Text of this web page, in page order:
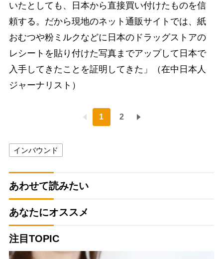
いたとしても、日本から直接買い付けたものを信
頼する。だから現地のネット通販サイトでは、紙
おむつや粉ミルクなどに日本のドラッグストアの
レシートを貼り付けた写真までアップして日本で
入手してきたことを証明してきた」（在中日本人
ジャーナリスト）
1 2
インバウンド
あわせて読みたい
あなたにオススメ
注目TOPIC